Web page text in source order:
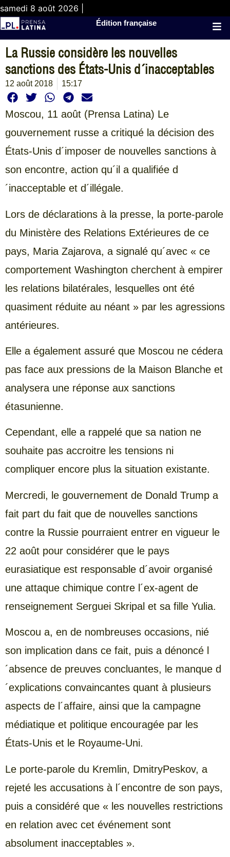
samedi 8 août 2026 |
Édition française
La Russie considère les nouvelles
sanctions des États-Unis d´inacceptables
12 août 2018 15:17
Moscou, 11 août (Prensa Latina) Le
gouvernement russe a critiqué la décision des
États-Unis d´imposer de nouvelles sanctions à
son encontre, action qu´il a qualifiée d
´inacceptable et d´illégale.
Lors de déclarations à la presse, la porte-parole
du Ministère des Relations Extérieures de ce
pays, Maria Zajarova, a signalé qu´avec « ce
comportement Washington cherchent à empirer
les relations bilatérales, lesquelles ont été
quasiment réduite au néant » par les agressions
antérieures.
Elle a également assuré que Moscou ne cédera
pas face aux pressions de la Maison Blanche et
analysera une réponse aux sanctions
étasunienne.
Cependant, elle a rappelé que sa nation ne
souhaite pas accroitre les tensions ni
compliquer encore plus la situation existante.
Mercredi, le gouvernement de Donald Trump a
fait part du fait que de nouvelles sanctions
contre la Russie pourraient entrer en vigueur le
22 août pour considérer que le pays
eurasiatique est responsable d´avoir organisé
une attaque chimique contre l´ex-agent de
renseignement Serguei Skripal et sa fille Yulia.
Moscou a, en de nombreuses occasions, nié
son implication dans ce fait, puis a dénoncé l
´absence de preuves concluantes, le manque d
´explications convaincantes quant à plusieurs
aspects de l´affaire, ainsi que la campagne
médiatique et politique encouragée par les
États-Unis et le Royaume-Uni.
Le porte-parole du Kremlin, DmitryPeskov, a
rejeté les accusations à l´encontre de son pays,
puis a considéré que « les nouvelles restrictions
en relation avec cet événement sont
absolument inacceptables ».